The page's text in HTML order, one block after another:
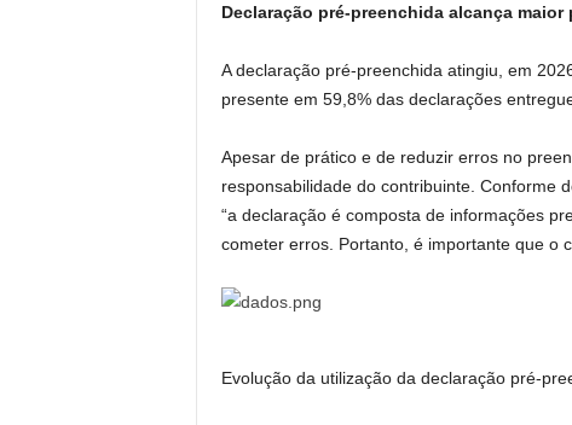
Declaração pré-preenchida alcança
A declaração pré-preenchida atingiu, em
presente em 59,8% das declarações
Apesar de prático e de reduzir erros no
responsabilidade do contribuinte. Conforme
“a declaração é composta de informações
cometer erros. Portanto, é importante que o
Evolução da utilização da declaração pré-